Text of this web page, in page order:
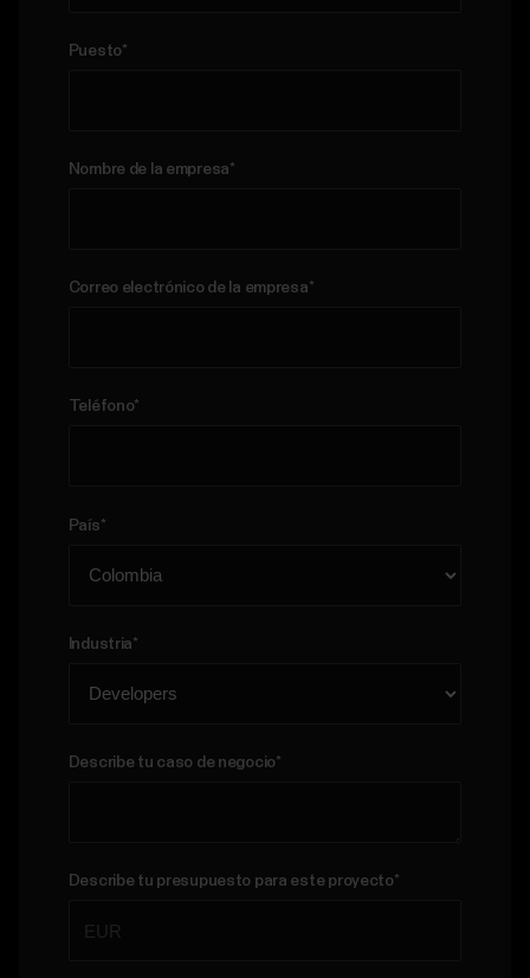
Puesto*
Nombre de la empresa*
Correo electrónico de la empresa*
Teléfono*
País*
Industria*
Describe tu caso de negocio*
Describe tu presupuesto para este proyecto*